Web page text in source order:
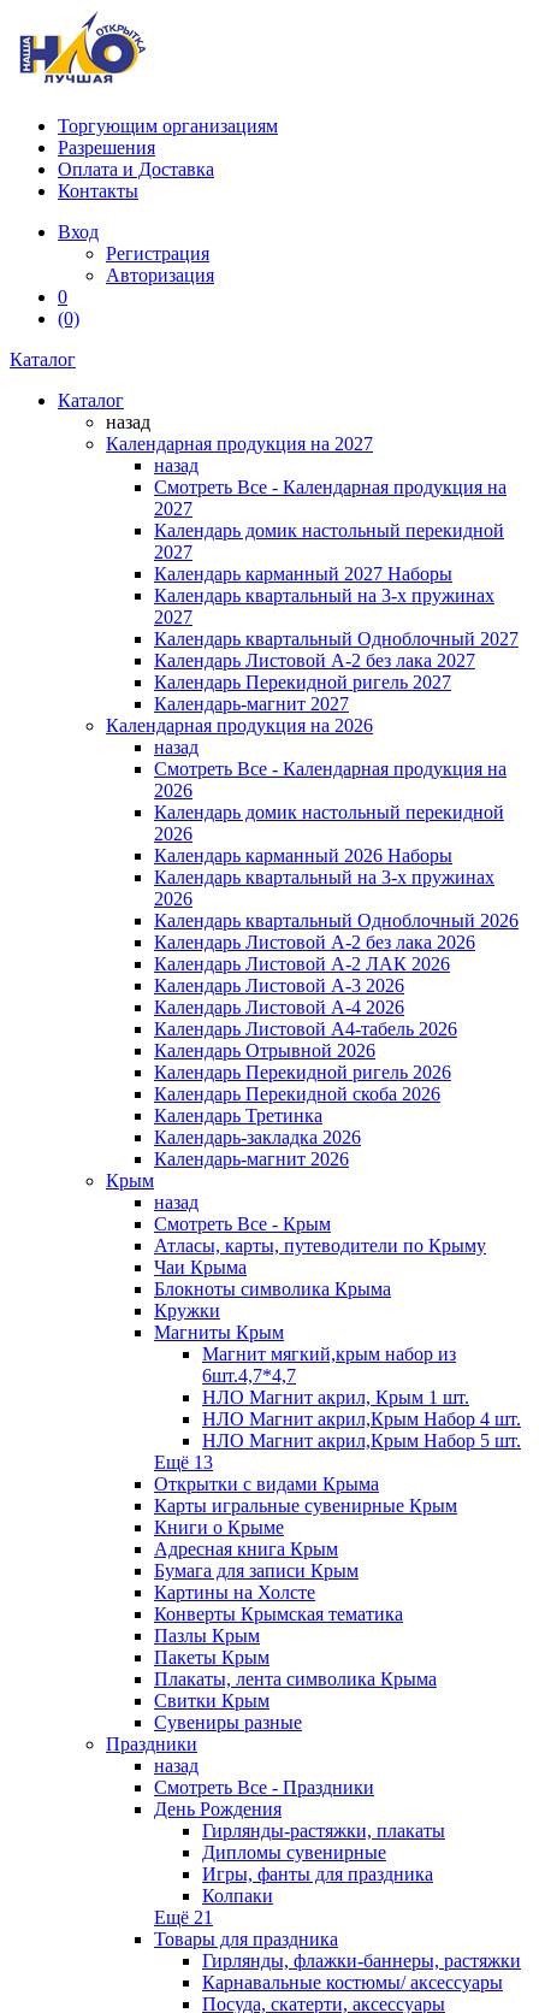
Торгующим организациям
Разрешения
Оплата и Доставка
Контакты
Вход
Регистрация
Авторизация
0
(0)
Каталог
Каталог
назад
Календарная продукция на 2027
назад
Смотреть Все - Календарная продукция на
2027
Календарь домик настольный перекидной
2027
Календарь карманный 2027 Наборы
Календарь квартальный на 3-х пружинах
2027
Календарь квартальный Одноблочный 2027
Календарь Листовой А-2 без лака 2027
Календарь Перекидной ригель 2027
Календарь-магнит 2027
Календарная продукция на 2026
назад
Смотреть Все - Календарная продукция на
2026
Календарь домик настольный перекидной
2026
Календарь карманный 2026 Наборы
Календарь квартальный на 3-х пружинах
2026
Календарь квартальный Одноблочный 2026
Календарь Листовой А-2 без лака 2026
Календарь Листовой А-2 ЛАК 2026
Календарь Листовой А-3 2026
Календарь Листовой А-4 2026
Календарь Листовой А4-табель 2026
Календарь Отрывной 2026
Календарь Перекидной ригель 2026
Календарь Перекидной скоба 2026
Календарь Третинка
Календарь-закладка 2026
Календарь-магнит 2026
Крым
назад
Смотреть Все - Крым
Атласы, карты, путеводители по Крыму
Чаи Крыма
Блокноты символика Крыма
Кружки
Магниты Крым
Магнит мягкий,крым набор из
6шт.4,7*4,7
НЛО Магнит акрил, Крым 1 шт.
НЛО Магнит акрил,Крым Набор 4 шт.
НЛО Магнит акрил,Крым Набор 5 шт.
Ещё 13
Открытки с видами Крыма
Карты игральные сувенирные Крым
Книги о Крыме
Адресная книга Крым
Бумага для записи Крым
Картины на Холсте
Конверты Крымская тематика
Пазлы Крым
Пакеты Крым
Плакаты, лента символика Крыма
Свитки Крым
Сувениры разные
Праздники
назад
Смотреть Все - Праздники
День Рождения
Гирлянды-растяжки, плакаты
Дипломы сувенирные
Игры, фанты для праздника
Колпаки
Ещё 21
Товары для праздника
Гирлянды, флажки-баннеры, растяжки
Карнавальные костюмы/ аксессуары
Посуда, скатерти, аксессуары